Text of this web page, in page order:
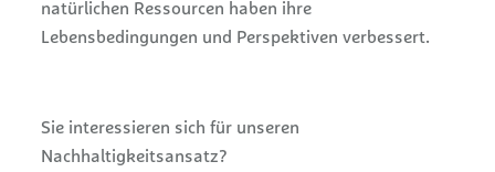
natürlichen Ressourcen haben ihre
Lebensbedingungen und Perspektiven verbessert.
Sie interessieren sich für unseren
Nachhaltigkeitsansatz?